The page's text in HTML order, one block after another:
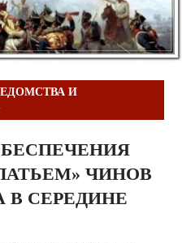
И
ЧИНОВ
В СЕРЕДИНЕ